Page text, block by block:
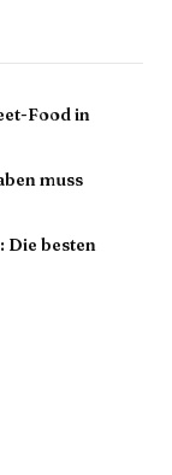
Food in
muss
Die besten